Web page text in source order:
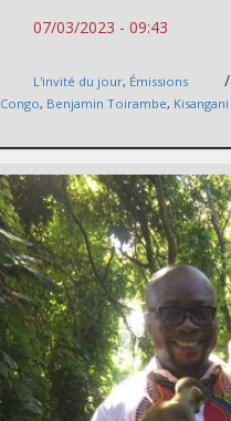
07/03/2023 - 09:43
L'invité du jour, Émissions /
Congo, Benjamin Toirambe, Kisangani